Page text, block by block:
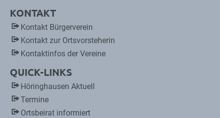
KONTAKT
Kontakt Bürgerverein
Kontakt zur Ortsvorsteherin
Kontaktinfos der Vereine
QUICK-LINKS
Höringhausen Aktuell
Termine
Ortsbeirat informiert